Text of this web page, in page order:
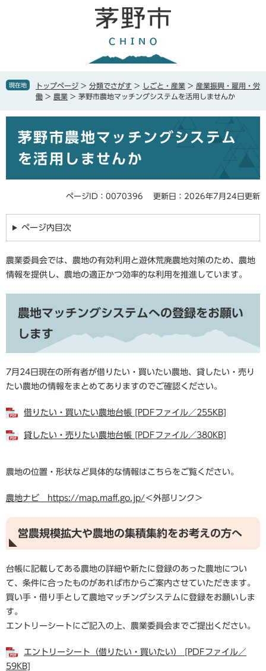
で
ば
本
現在地 トップページ > 分類でさがす > しごと・産業 > 産業振興・雇用・労
働 > 農業 > 茅野市農地マッチングシステムを活用しませんか
茅野市農地マッチングシステム
を活用しませんか
ページID：0070396 更新日：2026年7月24日更新
ページ内目次
農業委員会では、農地の有効利用と遊休荒廃農地対策のため、農地
情報を提供し、農地の適正かつ効率的な利用を推進しています。
農地マッチングシステムへの登録をお願い
します
7月24日現在の所有者が借りたい・買いたい農地、貸したい・売り
たい農地の情報をまとめてありますのでご確認ください。
借りたい・買いたい農地台帳 [PDFファイル／255KB]
貸したい・売りたい農地台帳 [PDFファイル／380KB]
農地の位置・形状など具体的な情報はこちらをご覧ください。
農地ナビ https://map.maff.go.jp/ ＜外部リンク＞
営農規模拡大や農地の集積集約をお考えの方へ
台帳に記載してある農地の詳細や新たに登録のあった農地につい
て、条件に合ったものがあれば市からご案内させていただきます。
買い手・借り手として農地マッチングシステムに登録をお願いしま
す。
エントリーシートにご記入の上、農業委員会までご提出ください。
エントリーシート（借りたい・買いたい） [PDFファイル／
59KB]